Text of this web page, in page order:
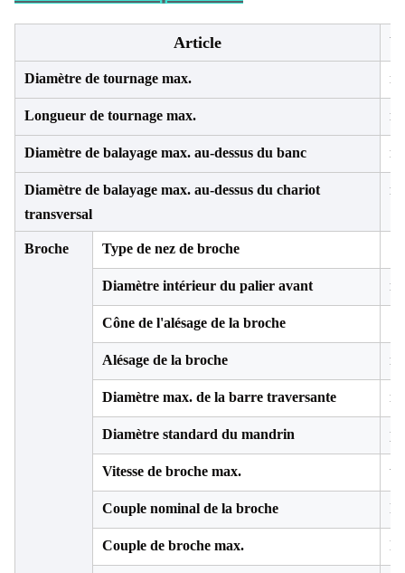
Article
Diamètre de tournage max.
Longueur de tournage max.
Diamètre de balayage max. au-dessus du banc
Diamètre de balayage max. au-dessus du chariot
transversal
Broche Type de nez de broche
Diamètre intérieur du palier avant
Cône de l'alésage de la broche
Alésage de la broche
Diamètre max. de la barre traversante
Diamètre standard du mandrin
Vitesse de broche max. tr/
Couple nominal de la broche
Couple de broche max.